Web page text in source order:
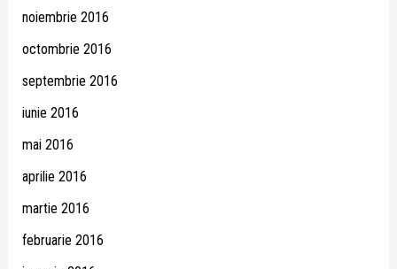
noiembrie 2016
octombrie 2016
septembrie 2016
iunie 2016
mai 2016
aprilie 2016
martie 2016
februarie 2016